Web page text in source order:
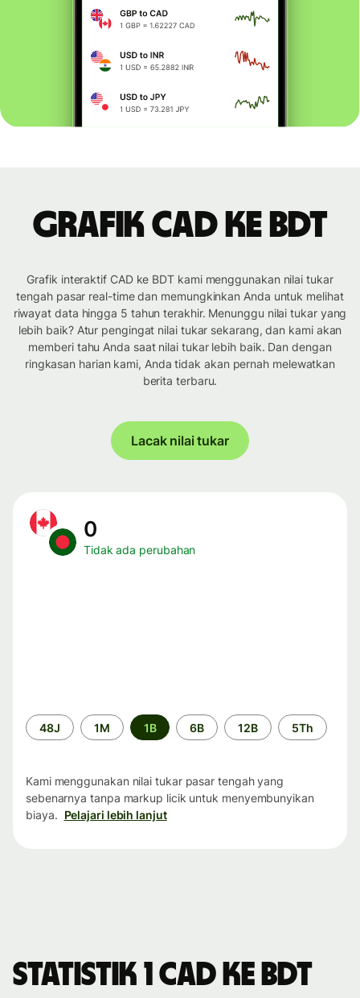
Grafik CAD ke BDT
Grafik interaktif CAD ke BDT kami menggunakan nilai tukar
tengah pasar real-time dan memungkinkan Anda untuk melihat
riwayat data hingga 5 tahun terakhir. Menunggu nilai tukar yang
lebih baik? Atur pengingat nilai tukar sekarang, dan kami akan
memberi tahu Anda saat nilai tukar lebih baik. Dan dengan
ringkasan harian kami, Anda tidak akan pernah melewatkan
berita terbaru.
Lacak nilai tukar
0
Tidak ada perubahan
Periode
waktu
48J 1M 1B 6B 12B 5Th
Kami menggunakan nilai tukar pasar tengah yang
sebenarnya tanpa markup licik untuk menyembunyikan
biaya. Pelajari lebih lanjut
Statistik 1 CAD ke BDT